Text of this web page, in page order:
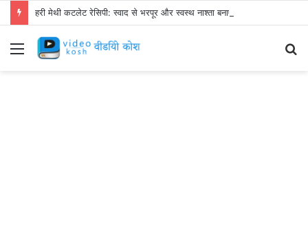
हरी मेथी कटलेट रेसिपी: स्वाद से भरपूर और स्वस्थ नाश्ता बनाएं!
Menu